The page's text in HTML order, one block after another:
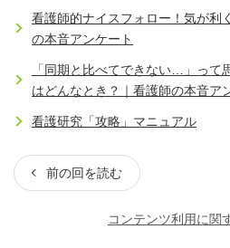
看護師的ナイスフォロー！気が利
の本音アンケート
「同期と比べてできない…」って
はどんなとき？｜看護師の本音ア
看護研究「攻略」マニュアル
前の回を読む
コンテンツ利用に関